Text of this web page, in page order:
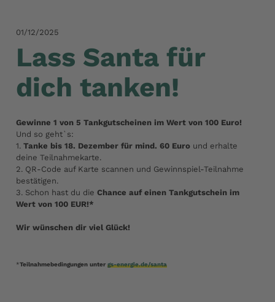
01/12/2025
Lass Santa für
dich tanken!
Gewinne 1 von 5 Tankgutscheinen im Wert von 100 Euro!
Und so geht`s:
1.Tanke bis 18. Dezember für mind. 60 Euro und erhalte
deine Teilnahmekarte.
2. QR-Code auf Karte scannen und Gewinnspiel-Teilnahme
bestätigen.
3. Schon hast du dieChance auf einen Tankgutschein im
Wert von 100 EUR!*
Wir wünschen dir viel Glück!
*Teilnahmebedingungen untergs-energie.de/santa